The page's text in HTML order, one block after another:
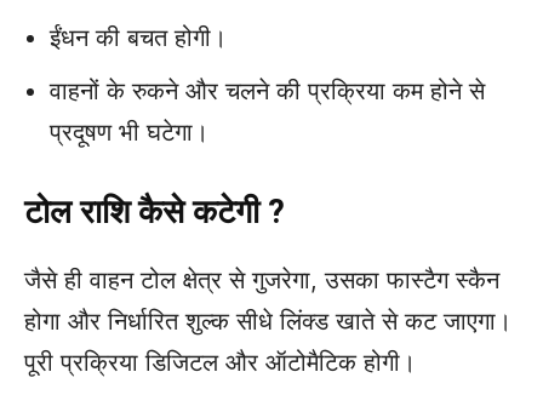
ईंधन की बचत होगी।
वाहनों के रुकने और चलने की प्रक्रिया कम होने से
प्रदूषण भी घटेगा।
टोल राशि कैसे कटेगी ?
जैसे ही वाहन टोल क्षेत्र से गुजरेगा, उसका फास्टैग स्कैन
होगा और निर्धारित शुल्क सीधे लिंक्ड खाते से कट जाएगा।
पूरी प्रक्रिया डिजिटल और ऑटोमैटिक होगी।